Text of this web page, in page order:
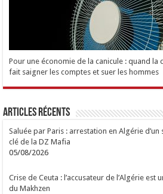
Pour une économie de la canicule : quand la
fait saigner les comptes et suer les hommes
Articles Récents
Saluée par Paris : arrestation en Algérie d’un
clé de la DZ Mafia
05/08/2026
Crise de Ceuta : l’accusateur de l’Algérie est
du Makhzen